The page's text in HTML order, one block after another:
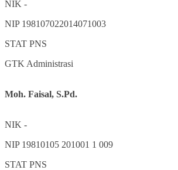
NIK -
NIP 198107022014071003
STAT PNS
GTK Administrasi
Moh. Faisal, S.Pd.
NIK -
NIP 19810105 201001 1 009
STAT PNS